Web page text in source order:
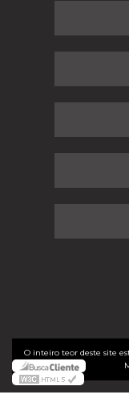
O inteiro teor deste site